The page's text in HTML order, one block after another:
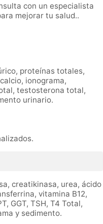
con un especialista
mejorar tu salud..
proteínas totales,
ionograma,
testosterona total,
urinario.
creatikinasa, urea, ácido
vitamina B12,
GGT, TSH, T4 Total,
y sedimento.